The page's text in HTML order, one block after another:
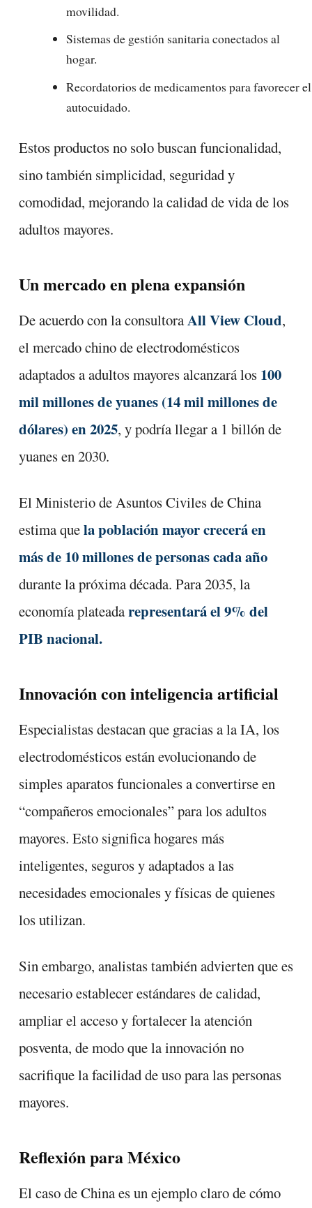
movilidad.
Sistemas de gestión sanitaria conectados al
hogar.
Recordatorios de medicamentos para favorecer el
autocuidado.
Estos productos no solo buscan funcionalidad,
sino también simplicidad, seguridad y
comodidad, mejorando la calidad de vida de los
adultos mayores.
Un mercado en plena expansión
De acuerdo con la consultoraAll View Cloud,
el mercado chino de electrodomésticos
adaptados a adultos mayores alcanzará los 100
mil millones de yuanes (14 mil millones de
dólares) en 2025, y podría llegar a 1 billón de
yuanes en 2030.
El Ministerio de Asuntos Civiles de China
estima quela población mayor crecerá en
más de 10 millones de personas cada año
durante la próxima década. Para 2035, la
economía plateadarepresentará el 9% del
PIB nacional.
Innovación con inteligencia artificial
Especialistas destacan que gracias a la IA, los
electrodomésticos están evolucionando de
simples aparatos funcionales a convertirse en
“compañeros emocionales” para los adultos
mayores. Esto significa hogares más
inteligentes, seguros y adaptados a las
necesidades emocionales y físicas de quienes
los utilizan.
Sin embargo, analistas también advierten que es
necesario establecer estándares de calidad,
ampliar el acceso y fortalecer la atención
posventa, de modo que la innovación no
sacrifique la facilidad de uso para las personas
mayores.
Reflexión para México
El caso de China es un ejemplo claro de cómo